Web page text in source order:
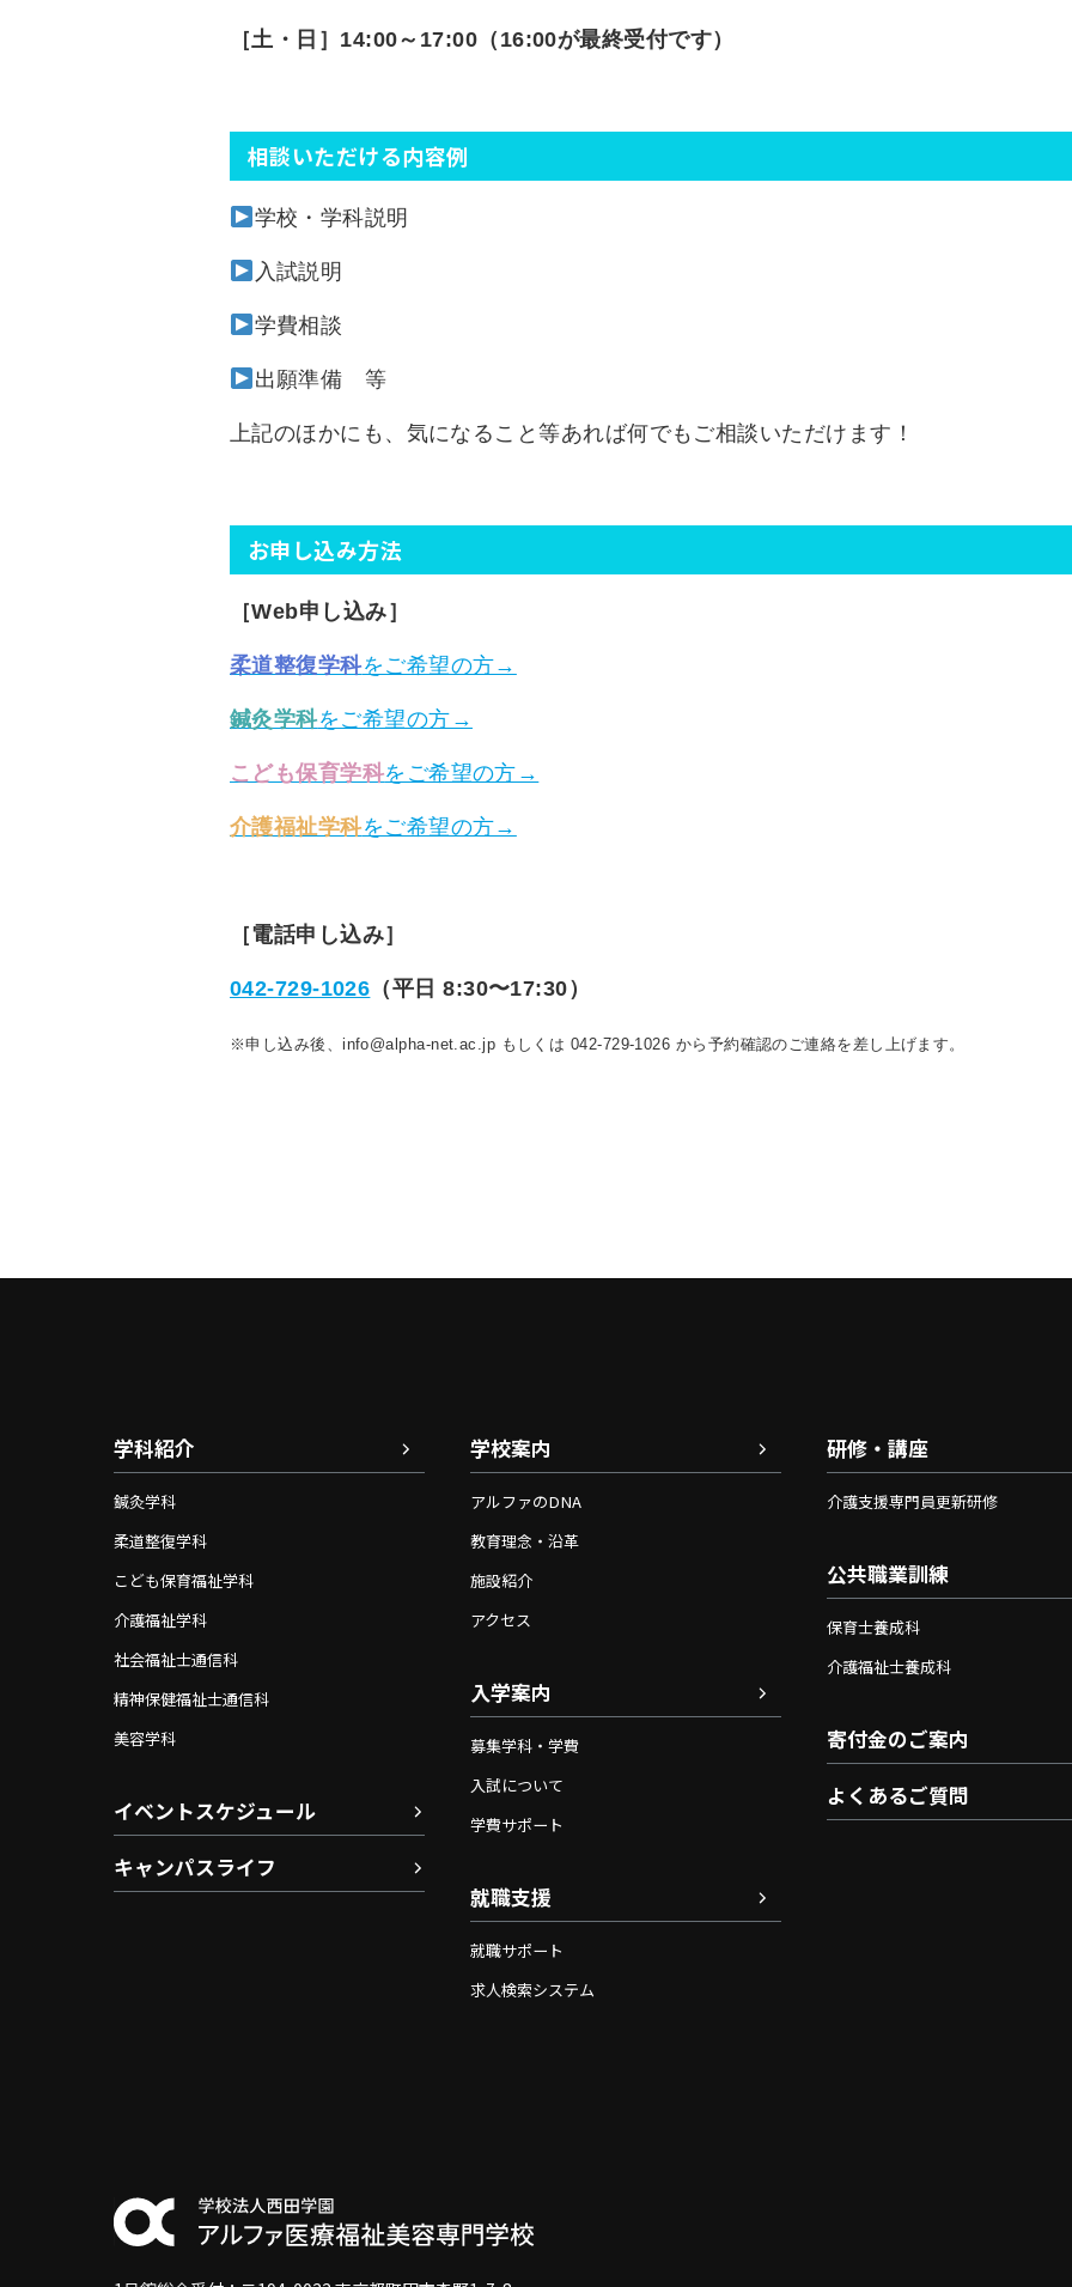
［土・日］14:00～17:00（16:00が最終受付です）
相談いただける内容例
学校・学科説明
入試説明
学費相談
出願準備 等
上記のほかにも、気になること等あれば何でもご相談いただけます！
お申し込み方法
［Web申し込み］
柔道整復学科をご希望の方→
鍼灸学科をご希望の方→
こども保育学科をご希望の方→
介護福祉学科をご希望の方→
［電話申し込み］
042-729-1026 （平日 8:30〜17:30）
※申し込み後、info@alpha-net.ac.jp もしくは 042-729-1026 から予約確認のご連絡を差し上げます。
学科紹介
鍼灸学科
柔道整復学科
こども保育福祉学科
介護福祉学科
社会福祉士通信科
精神保健福祉士通信科
美容学科
イベントスケジュール
キャンパスライフ
学校案内
アルファのDNA
教育理念・沿革
施設紹介
アクセス
入学案内
募集学科・学費
入試について
学費サポート
就職支援
就職サポート
求人検索システム
研修・講座
介護支援専門員更新研修
公共職業訓練
保育士養成科
介護福祉士養成科
寄付金のご案内
よくあるご質問